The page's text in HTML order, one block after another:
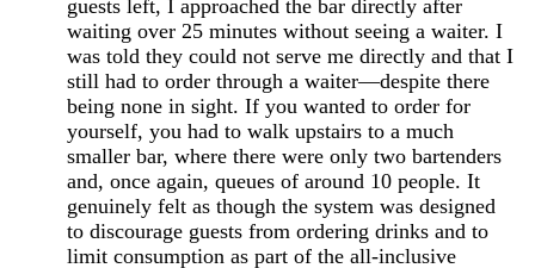
guests left, I approached the bar directly after
waiting over 25 minutes without seeing a waiter. I
was told they could not serve me directly and that I
still had to order through a waiter—despite there
being none in sight. If you wanted to order for
yourself, you had to walk upstairs to a much
smaller bar, where there were only two bartenders
and, once again, queues of around 10 people. It
genuinely felt as though the system was designed
to discourage guests from ordering drinks and to
limit consumption as part of the all-inclusive